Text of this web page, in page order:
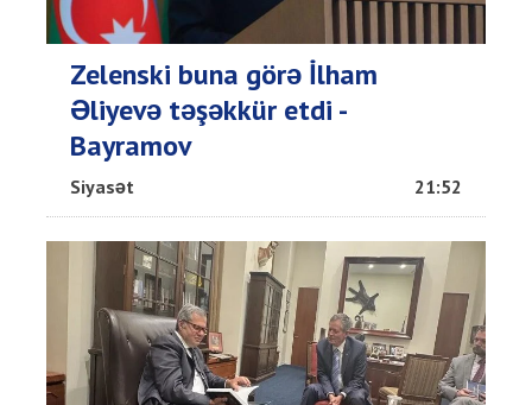
Zelenski buna görə İlham
Əliyevə təşəkkür etdi -
Bayramov
Siyasət 21:52